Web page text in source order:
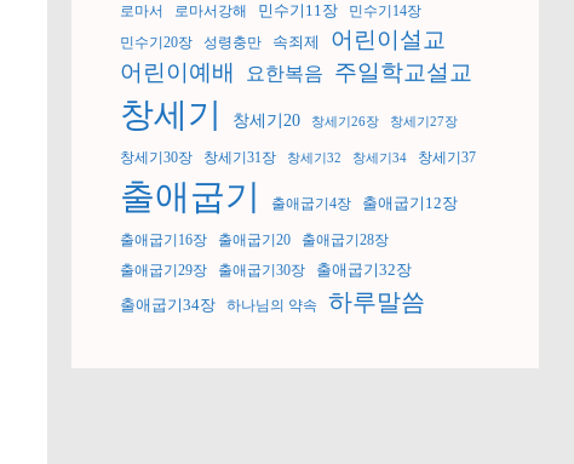
로마서
로마서강해 민수기11장
민수기14장
민수기20장
성령충만 속죄제
어린이설교
어린이예배
요한복음 주일학교설교
창세기 창세기20 창세기26장 창세기27장
창세기30장 창세기31장 창세기32 창세기34 창세기37
출애굽기 출애굽기4장 출애굽기12장
출애굽기16장 출애굽기20
출애굽기28장
출애굽기29장
출애굽기30장 출애굽기32장
출애굽기34장 하나님의 약속 하루말씀